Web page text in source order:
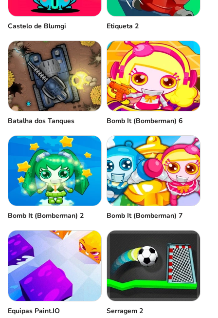
Castelo de Blumgi Etiqueta 2
Batalha dos Tanques Bomb It (Bomberman) 6
Bomb It (Bomberman) 2 Bomb It (Bomberman) 7
Equipas Paint.IO Serragem 2